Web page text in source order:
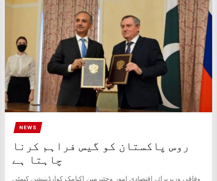
IT
BROADCASTS
NEWS
UPDATE,
CURRENT
AFFAIRS
&
ENTERTAINMENT
SHOWS
NEWS
روس پاکستان کو گیس فراہم کرنا
چاہتا ہے
وفاقی وزیربرائے اقتصادی امور وچئیرمین اکنامک کوارڈینیشن کیمٹی